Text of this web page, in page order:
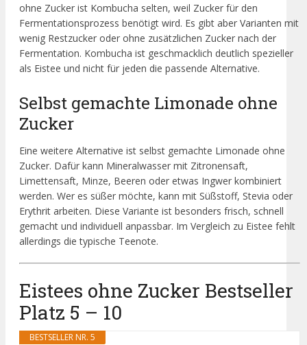
ohne Zucker ist Kombucha selten, weil Zucker für den
Fermentationsprozess benötigt wird. Es gibt aber Varianten mit
wenig Restzucker oder ohne zusätzlichen Zucker nach der
Fermentation. Kombucha ist geschmacklich deutlich spezieller
als Eistee und nicht für jeden die passende Alternative.
Selbst gemachte Limonade ohne
Zucker
Eine weitere Alternative ist selbst gemachte Limonade ohne
Zucker. Dafür kann Mineralwasser mit Zitronensaft,
Limettensaft, Minze, Beeren oder etwas Ingwer kombiniert
werden. Wer es süßer möchte, kann mit Süßstoff, Stevia oder
Erythrit arbeiten. Diese Variante ist besonders frisch, schnell
gemacht und individuell anpassbar. Im Vergleich zu Eistee fehlt
allerdings die typische Teenote.
Eistees ohne Zucker Bestseller
Platz 5 – 10
BESTSELLER NR. 5